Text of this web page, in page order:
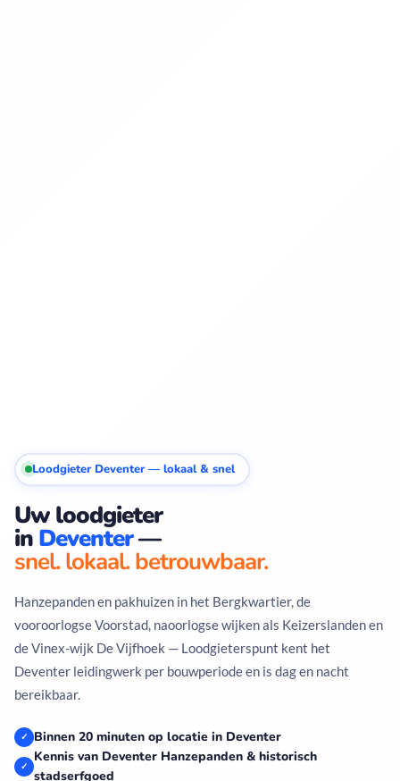
Loodgieter Deventer — lokaal & snel
Uw loodgieter
in Deventer—
snel. lokaal. betrouwbaar.
Hanzepanden en pakhuizen in het Bergkwartier, de
vooroorlogse Voorstad, naoorlogse wijken als Keizerslanden en
de Vinex-wijk De Vijfhoek — Loodgieterspunt kent het
Deventer leidingwerk per bouwperiode en is dag en nacht
bereikbaar.
✓ Binnen 20 minuten op locatie in Deventer
✓
Kennis van Deventer Hanzepanden & historisch
stadserfgoed